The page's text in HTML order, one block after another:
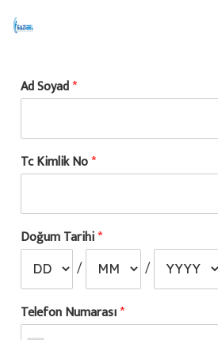
Ad Soyad*
Tc Kimlik No*
Doğum Tarihi*
/ /
Telefon Numarası*